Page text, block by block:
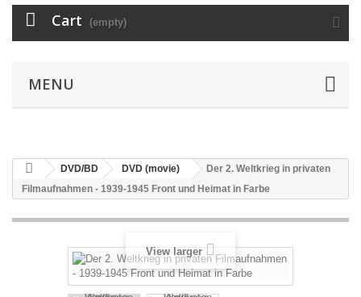
Cart (empty)
MENU
DVD/BD DVD (movie)
Der 2. Weltkrieg in privaten
Filmaufnahmen - 1939-1945 Front und Heimat in Farbe
View larger